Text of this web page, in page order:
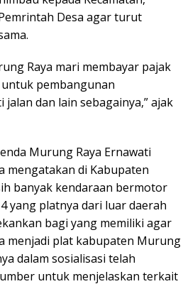
Desa agar turut
Raya mari membayar pajak
pembangunan
dan lain sebagainya,” ajak
Murung Raya Ernawati
mengatakan di Kabupaten
banyak kendaraan bermotor
yang platnya dari luar daerah
bagi yang memiliki agar
menjadi plat kabupaten Murung
dalam sosialisasi telah
untuk menjelaskan terkait